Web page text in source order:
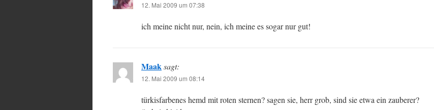
12. Mai 2009 um 07:38
ich meine nicht nur, nein, ich meine es sogar nur gut!
Maaksagt:
12. Mai 2009 um 08:14
türkisfarbenes hemd mit roten sternen? sagen sie, herr grob, sind sie etwa ein zauberer?